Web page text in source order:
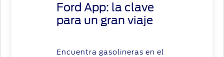
Ford App: la clave
para un gran viaje
Encuentra gasolineras en el